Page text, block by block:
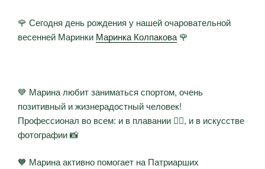
🌹 Сегодня день рождения у нашей очаровательной
весенней Маринки Маринка Колпакова 🌹
💙 Марина любит заниматься спортом, очень
позитивный и жизнерадостный человек!
Профессионал во всем: и в плавании 🏊‍♀, и в искусстве
фотографии 📸
🧡 Марина активно помогает на Патриарших